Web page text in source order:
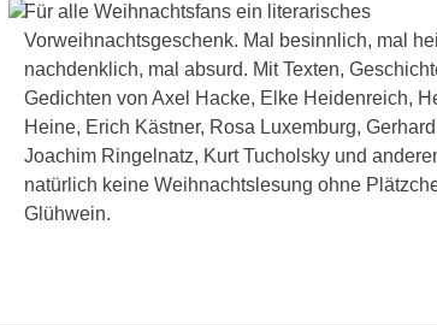
Für alle Weihnachtsfans ein literarisches
Vorweihnachtsgeschenk. Mal besinnlich, mal
nachdenklich, mal absurd. Mit Texten,
Gedichten von Axel Hacke, Elke Heidenreich,
Heine, Erich Kästner, Rosa Luxemburg,
Joachim Ringelnatz, Kurt Tucholsky und
natürlich keine Weihnachtslesung ohne
Glühwein.